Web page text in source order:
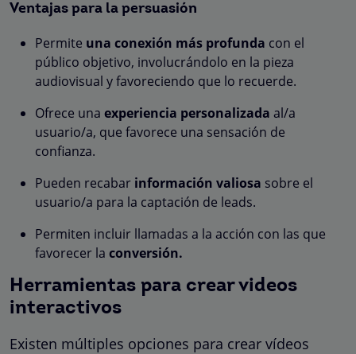
Ventajas para la persuasión
Permite una conexión más profunda con el
público objetivo, involucrándolo en la pieza
audiovisual y favoreciendo que lo recuerde.
Ofrece una experiencia personalizada al/a
usuario/a, que favorece una sensación de
confianza.
Pueden recabar información valiosa sobre el
usuario/a para la captación de leads.
Permiten incluir llamadas a la acción con las que
favorecer la conversión.
Herramientas para crear videos
interactivos
Existen múltiples opciones para crear vídeos